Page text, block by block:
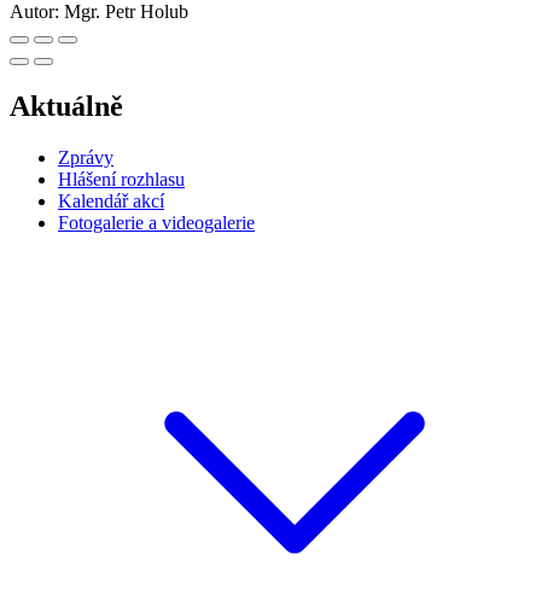
Autor: Mgr. Petr Holub
Aktuálně
Zprávy
Hlášení rozhlasu
Kalendář akcí
Fotogalerie a videogalerie